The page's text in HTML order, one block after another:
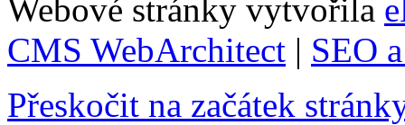
Webové stránky vytvořila
CMS WebArchitect | SEO
Přeskočit na začátek